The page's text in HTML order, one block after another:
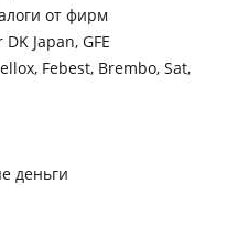
1 поколение
2013 - 2017 2
3 поколение
- 2017 4 поколение
(HC/YC), 2020 -
от фирм
Japan, GFE
Febest, Brembo, Sat,
деньги